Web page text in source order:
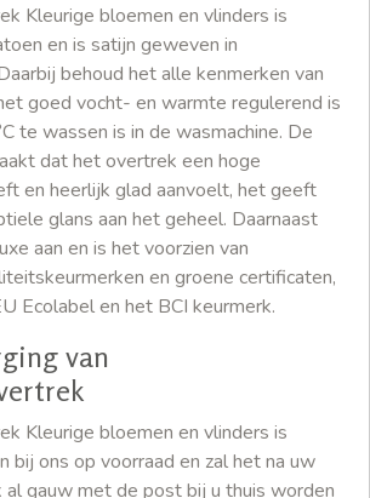
Kleurige bloemen en vlinders is
en is satijn geweven in
behoud het alle kenmerken van
goed vocht- en warmte regulerend is
te wassen is in de wasmachine. De
dat het overtrek een hoge
en heerlijk glad aanvoelt, het geeft
glans aan het geheel. Daarnaast
aan en is het voorzien van
en groene certificaten,
Ecolabel en het BCI keurmerk.
van
Kleurige bloemen en vlinders is
bij ons op voorraad en zal het na uw
gauw met de post bij u thuis worden